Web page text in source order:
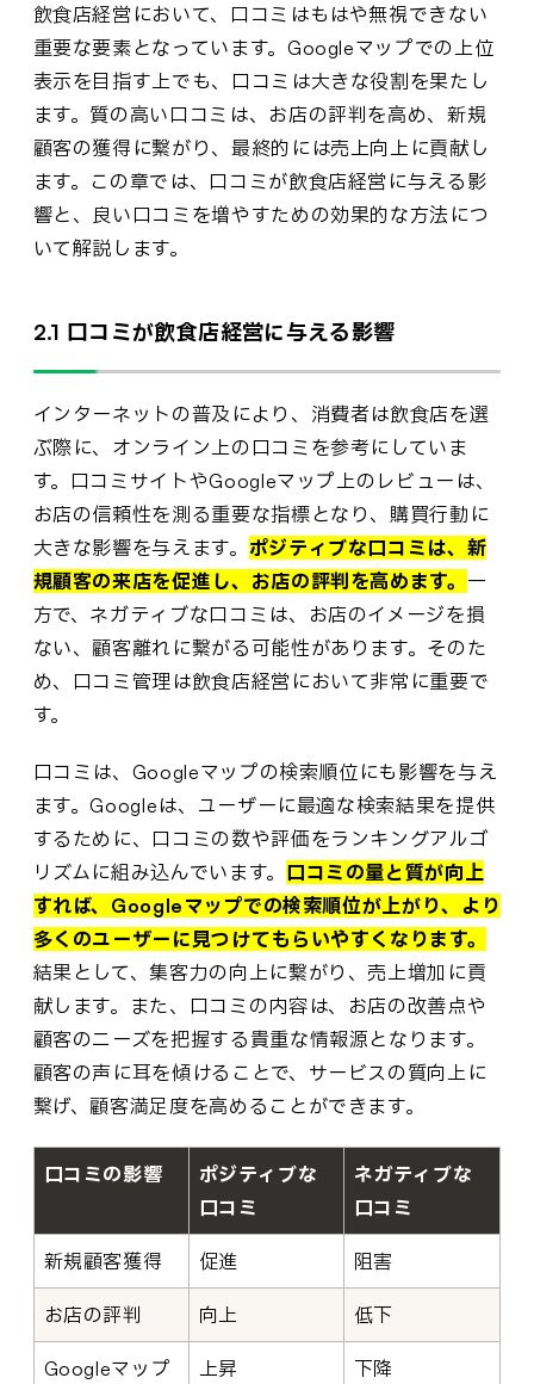
飲食店経営において、口コミはもはや無視できない
重要な要素となっています。Googleマップでの上位
表示を目指す上でも、口コミは大きな役割を果たし
ます。質の高い口コミは、お店の評判を高め、新規
顧客の獲得に繋がり、最終的には売上向上に貢献し
ます。この章では、口コミが飲食店経営に与える影
響と、良い口コミを増やすための効果的な方法につ
いて解説します。
2.1 口コミが飲食店経営に与える影響
インターネットの普及により、消費者は飲食店を選
ぶ際に、オンライン上の口コミを参考にしていま
す。口コミサイトやGoogleマップ上のレビューは、
お店の信頼性を測る重要な指標となり、購買行動に
大きな影響を与えます。 ポジティブな口コミは、新
規顧客の来店を促進し、お店の評判を高めます。 一
方で、ネガティブな口コミは、お店のイメージを損
ない、顧客離れに繋がる可能性があります。そのた
め、口コミ管理は飲食店経営において非常に重要で
す。
口コミは、Googleマップの検索順位にも影響を与え
ます。Googleは、ユーザーに最適な検索結果を提供
するために、口コミの数や評価をランキングアルゴ
リズムに組み込んでいます。 口コミの量と質が向上
すれば、Googleマップでの検索順位が上がり、より
多くのユーザーに見つけてもらいやすくなります。
結果として、集客力の向上に繋がり、売上増加に貢
献します。また、口コミの内容は、お店の改善点や
顧客のニーズを把握する貴重な情報源となります。
顧客の声に耳を傾けることで、サービスの質向上に
繋げ、顧客満足度を高めることができます。
口コミの影響
ポジティブな
口コミ
ネガティブな
口コミ
新規顧客獲得 促進 阻害
お店の評判 向上 低下
Googleマップ 上昇 下降